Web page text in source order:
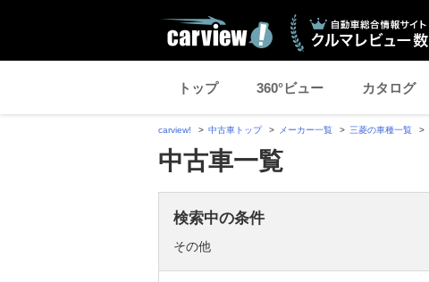
トップ 360°ビュー カタログ
carview! 中古車トップ メーカー一覧 三菱の車種一覧
中古車一覧
検索中の条件
その他